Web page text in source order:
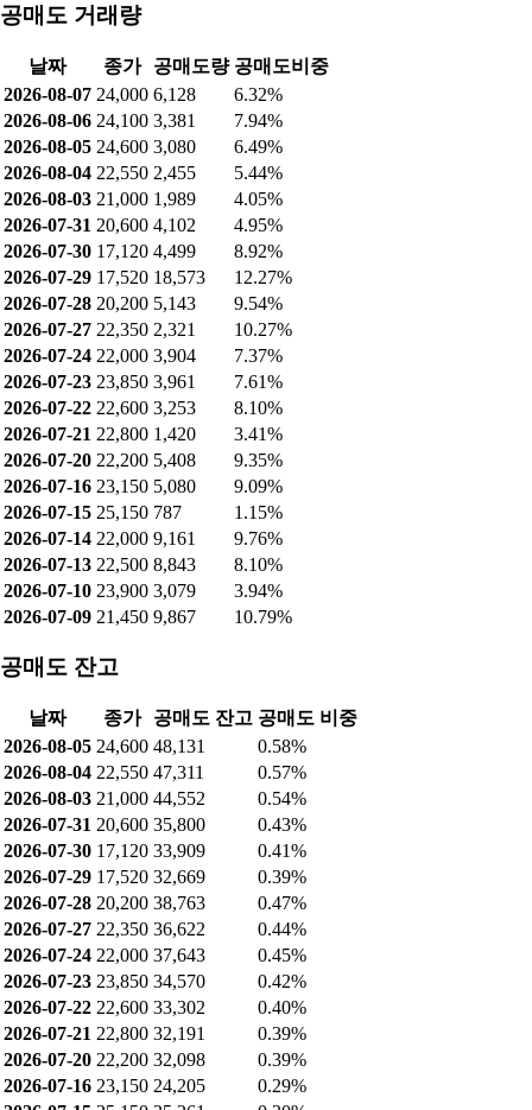
공매도 거래량
날짜 종가 공매도량 공매도비중
2026-08-07 24,000 6,128
6.32%
2026-08-06 24,100 3,381
7.94%
2026-08-05 24,600 3,080
6.49%
2026-08-04 22,550 2,455
5.44%
2026-08-03 21,000 1,989
4.05%
2026-07-31 20,600 4,102
4.95%
2026-07-30 17,120 4,499
8.92%
2026-07-29 17,520 18,573
12.27%
2026-07-28 20,200 5,143
9.54%
2026-07-27 22,350 2,321
10.27%
2026-07-24 22,000 3,904
7.37%
2026-07-23 23,850 3,961
7.61%
2026-07-22 22,600 3,253
8.10%
2026-07-21 22,800 1,420
3.41%
2026-07-20 22,200 5,408
9.35%
2026-07-16 23,150 5,080
9.09%
2026-07-15 25,150 787
1.15%
2026-07-14 22,000 9,161
9.76%
2026-07-13 22,500 8,843
8.10%
2026-07-10 23,900 3,079
3.94%
2026-07-09 21,450 9,867 10.79%
공매도 잔고
날짜 종가 공매도 잔고 공매도 비중
2026-08-05 24,600 48,131
0.58%
2026-08-04 22,550 47,311
0.57%
2026-08-03 21,000 44,552
0.54%
2026-07-31 20,600 35,800
0.43%
2026-07-30 17,120 33,909
0.41%
2026-07-29 17,520 32,669
0.39%
2026-07-28 20,200 38,763
0.47%
2026-07-27 22,350 36,622
0.44%
2026-07-24 22,000 37,643
0.45%
2026-07-23 23,850 34,570
0.42%
2026-07-22 22,600 33,302
0.40%
2026-07-21 22,800 32,191
0.39%
2026-07-20 22,200 32,098
0.39%
2026-07-16 23,150 24,205
0.29%